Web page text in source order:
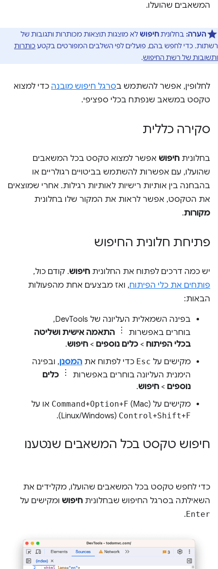
המשאבים שהועלו.
הערה: בחלוניתחיפוש לא מוצגות תוצאות מכותרות ותגובות של
רשתות. כדי לחפש בהם, פועלים לפי השלבים המפורטים בקטע כותרות
ותשובות של רשת החיפוש.
לחלופין, אפשר להשתמש בסרגל חיפוש מובנה כדי למצוא
טקסט במשאב שנפתח בכלי ספציפי.
סקירה כללית
בחלונית חיפוש אפשר למצוא טקסט בכל המשאבים
שהועלו, עם אפשרות להשתמש בביטויים רגולריים או
בהבחנה בין אותיות רישיות לאותיות רגילות. אחרי שמוצאים
את הטקסט, אפשר לראות את המקור שלו בחלונית
מקורות.
פתיחת חלונית החיפוש
יש כמה דרכים לפתוח את החלונית חיפוש. קודם כול,
פותחים את כלי הפיתוח, ואז מבצעים אחת מהפעולות
הבאות:
בפינה השמאלית העליונה של DevTools,
בוחרים באפשרות
התאמה אישית ושליטה
בכלי הפיתוח > כלים נוספים > חיפוש.
מקישים על Esc כדי לפתוח את המסנן, ובפינה
הימנית העליונה בוחרים באפשרות
כלים
נוספים > חיפוש.
מקישים על
Command+Option+F (Mac) או על
Control+Shift+F
(Windows/‏Linux).
חיפוש טקסט בכל המשאבים שנטענו
כדי לחפש טקסט בכל המשאבים שהועלו, מקלידים את
השאילתה בסרגל החיפוש שבחלונית חיפוש ומקישים על
Enter
.